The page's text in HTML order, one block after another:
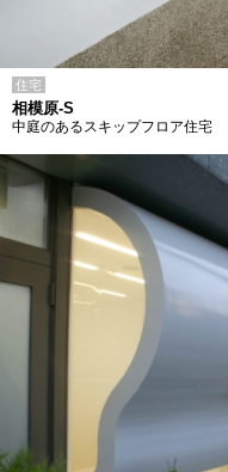
住宅
相模原-S
中庭のあるスキップフロア住宅